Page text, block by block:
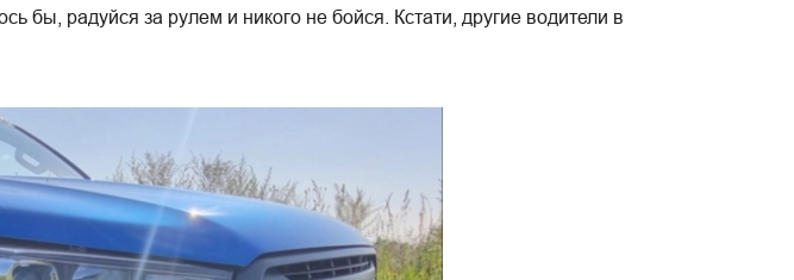
радуйся за рулем и никого не бойся. Кстати, другие водители в